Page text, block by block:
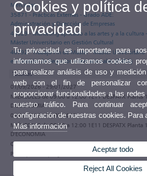
Mercados
35871 - Prácticas Externas - Grado ADE:
Administración y Dirección de Empresas
46829 - Marketing aplicado a las artes y a la cultura -
Máster Universitario en Gestión Cultural
46792 - Trabajo Fin de Máster - Máster Universitario
en Gestión de Negocios Internacionales (iMBA)
Tutorías
01/09/2026 - 29/01/2027
MIÉRCOLES de 09:00 a 12:00 1E11 DESPATX Planta
D'ECONOMIA
01/02/2027 - 31/07/2027
MIÉRCOLES de 09:00 a 12:00 1E11 DESPATX Planta
D'ECONOMIA
Observaciones
Participa en el programa de tutorías electrónicas de
Cookies y política
privacidad
Tu privacidad es importante para
informamos que utilizamos cookies
para realizar análisis de uso y
web con el fin de personalizar
proporcionar funcionalidades a las
nuestro tráfico. Para continuar
configuración de nuestras cookies. Para
Más información
Aceptar todo
Reject All Cookies